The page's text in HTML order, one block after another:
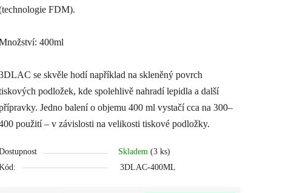
FDM).
400ml
se skvěle hodí například na skleněný povrch
podložek, kde spolehlivě nahradí lepidla a další
Jedno balení o objemu 400 ml vystačí cca na 300–
použití – v závislosti na velikosti tiskové podložky.
Skladem (3 ks)
3DLAC-400ML